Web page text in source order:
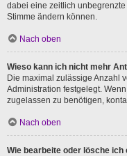
dabei eine zeitlich
Stimme ändern können.
Nach oben
Wieso kann ich nicht mehr
Die maximal zulässige Anzahl
Administration festgelegt.
zugelassen zu benötigen,
Nach oben
Wie bearbeite oder lösche ich